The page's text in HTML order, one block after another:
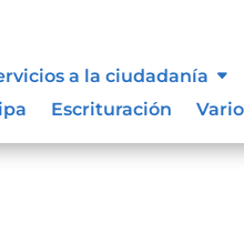
a la ciudadanía
Escrituración